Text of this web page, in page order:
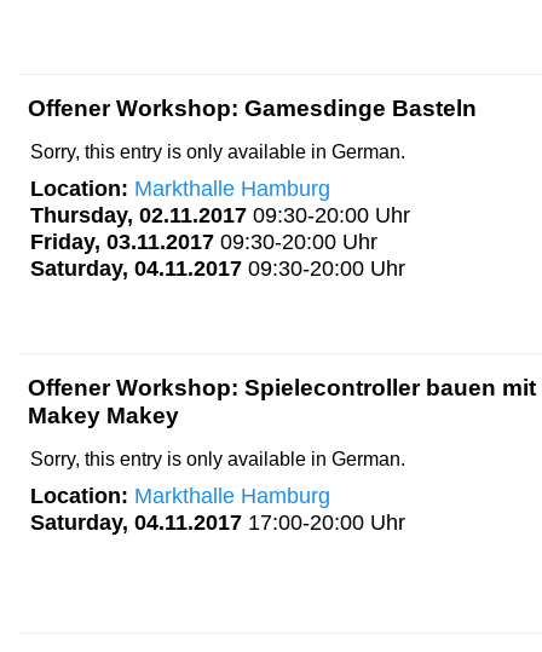
Offener Workshop: Gamesdinge Basteln
Sorry, this entry is only available in German.
Location: Markthalle Hamburg
Thursday, 02.11.2017 09:30-20:00 Uhr
Friday, 03.11.2017 09:30-20:00 Uhr
Saturday, 04.11.2017 09:30-20:00 Uhr
Offener Workshop: Spielecontroller bauen mit
Makey Makey
Sorry, this entry is only available in German.
Location: Markthalle Hamburg
Saturday, 04.11.2017 17:00-20:00 Uhr